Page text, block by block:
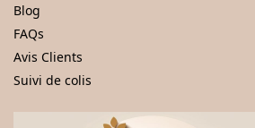
Blog
FAQs
Avis Clients
Suivi de colis